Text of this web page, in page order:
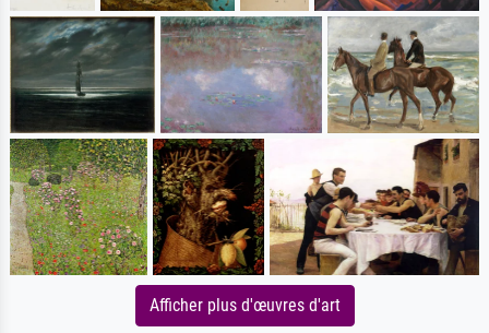
Afficher plus d'œuvres d'art